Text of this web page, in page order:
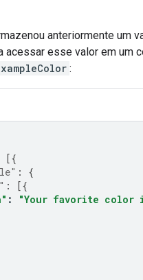
anteriormente
acessar esse valor em um
:
[{
:
{
:
[{
:
"Your favorite color